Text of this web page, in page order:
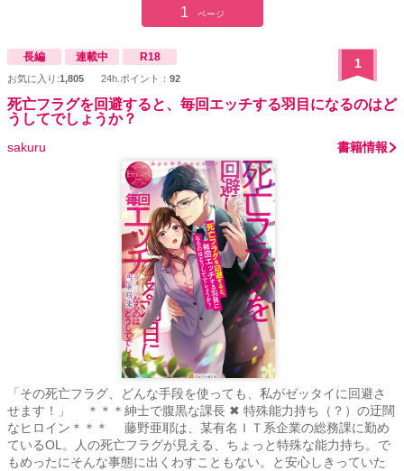
1 ページ
長編 連載中 R18
お気に入り:1,805 24h.ポイント： 92
1
死亡フラグを回避すると、毎回エッチする羽目になるのはど
うしてでしょうか？
sakuru 書籍情報
「その死亡フラグ、どんな手段を使っても、私がゼッタイに回避さ
せます！」 ＊＊＊紳士で腹黒な課長 ✖ 特殊能力持ち（？）の迂闊
なヒロイン＊＊＊ 藤野亜耶は、某有名ＩＴ系企業の総務課に勤め
ているOL。人の死亡フラグが見える、ちょっと特殊な能力持ち。で
もめったにそんな事態に出くわすこともない。と安心しきっていた